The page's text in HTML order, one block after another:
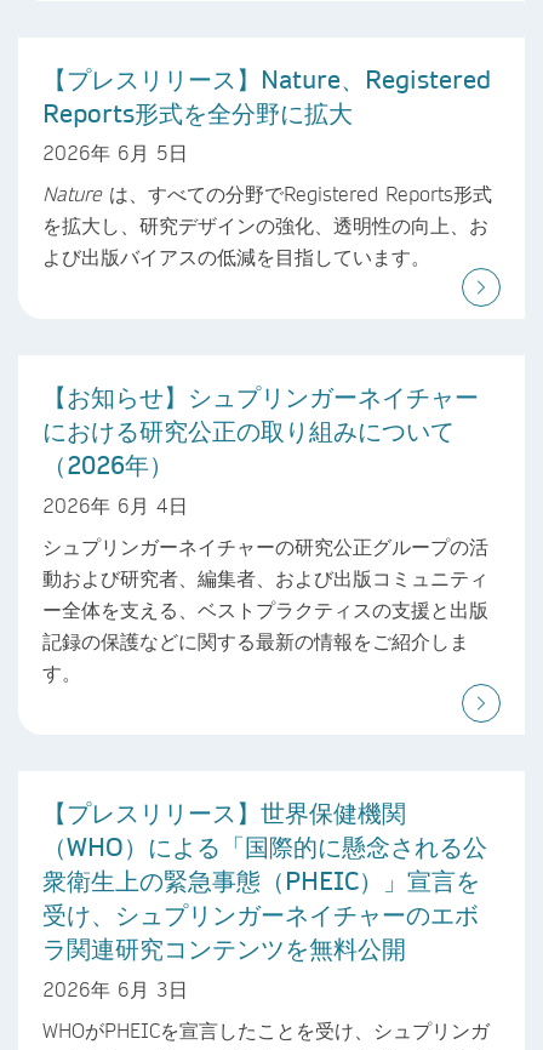
【プレスリリース】Nature、Registered
Reports形式を全分野に拡大
2026年 6月 5日
Natureは、すべての分野でRegistered Reports形式
を拡大し、研究デザインの強化、透明性の向上、お
よび出版バイアスの低減を目指しています。
【お知らせ】シュプリンガーネイチャー
における研究公正の取り組みについて
（2026年）
2026年 6月 4日
シュプリンガーネイチャーの研究公正グループの活
動および研究者、編集者、および出版コミュニティ
ー全体を支える、ベストプラクティスの支援と出版
記録の保護などに関する最新の情報をご紹介しま
す。
【プレスリリース】世界保健機関
（WHO）による「国際的に懸念される公
衆衛生上の緊急事態（PHEIC）」宣言を
受け、シュプリンガーネイチャーのエボ
ラ関連研究コンテンツを無料公開
2026年 6月 3日
WHOがPHEICを宣言したことを受け、シュプリンガ